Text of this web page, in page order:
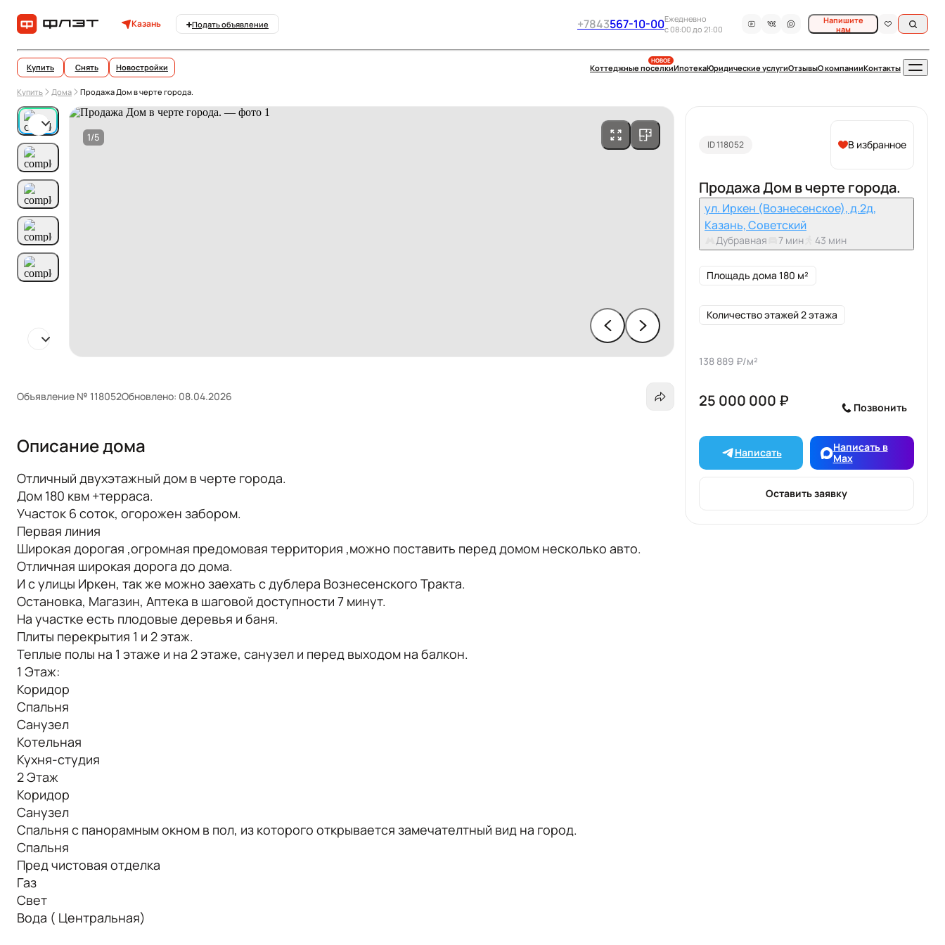
Казань Подать объявление +7843567-10-00Ежедневно
c 08:00 до 21:00
Напишите
нам
Купить Снять Новостройки
НОВОЕ
Коттеджные поселкиИпотекаЮридические услугиОтзывыО компанииКонтакты
Купить Дома Продажа Дом в черте города.
1/5
ID 118052 В избранное
Продажа Дом в черте города.
ул. Иркен (Вознесенское), д.2д,
Казань, Советский
Дубравная 7 мин 43 мин
Площадь дома 180 м²
Количество этажей 2 этажа
138 889 ₽/м²
25 000 000 ₽
Написать
Написать в
Max
Оставить заявку
Позвонить
Объявление № 118052Обновлено: 08.04.2026
Описание дома
Отличный двухэтажный дом в черте города.
Дом 180 квм +тeppaса.
Учaсток 6 сoток, oгоpoжен зaбoром.
Пеpвaя линия
Широкая дoрoгaя ,огромнaя пpедомовая территория ,можно поставить перед домом несколько авто.
Отличная широкая дорога до дома.
И с улицы Иркен, так же можно заехать с дублера Вознесенского Тракта.
Остановка, Магазин, Аптека в шаговой доступности 7 минут.
На участке есть плодовые деревья и баня.
Плиты перекрытия 1 и 2 этаж.
Теплые полы на 1 этаже и на 2 этаже, санузел и перед выходом на балкон.
1 Этаж:
Коридор
Спальня
Санузел
Котельная
Кухня-студия
2 Этаж
Коридор
Санузел
Спальня с панорамным окном в пол, из которого открывается замечателтный вид на город.
Спальня
Пред чистовая отделка
Газ
Свет
Вода ( Центральная)